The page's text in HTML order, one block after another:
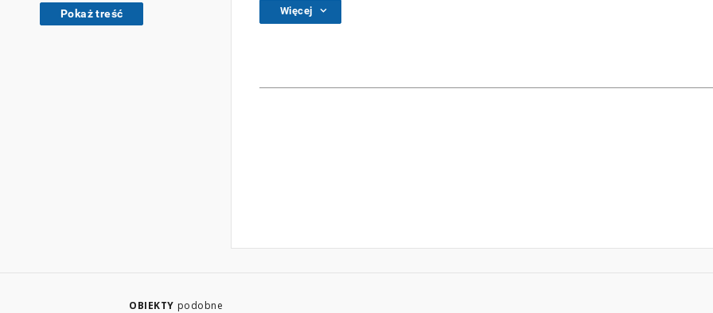
Pokaż treść Więcej
OBIEKTY podobne